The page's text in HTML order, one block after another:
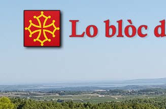
País Nòstre
Paratge e Convivència